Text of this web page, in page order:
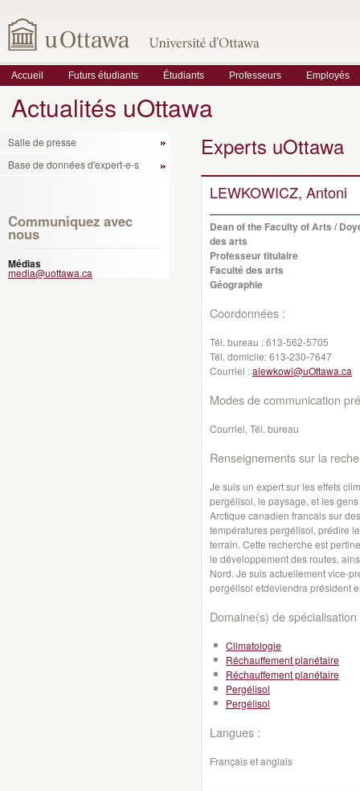
Accueil Futurs étudiants Étudiants Professeurs Employés
Actualités uOttawa
Salle de presse
Base de données d'expert-e-s
Communiquez avec
nous
Médias
media@uottawa.ca
Experts uOttawa
LEWKOWICZ, Antoni
Dean of the Faculty of Arts /
des arts
Professeur titulaire
Faculté des arts
Géographie
Coordonnées :
Tél. bureau :613-562-5705
Tél. domicile:613-230-7647
Courriel :alewkowi@uOttawa.ca
Modes de communication
Courriel, Tél. bureau
Renseignements sur la
Je suis un expert sur les effets
pergélisol, le paysage, et les
Arctique canadien francais sur
températures pergélisol, prédire
terrain. Cette recherche est
le développementdes routes,
Nord. Je suisactuellement vice-
pergélisol etdeviendra président
Domaine(s) de spécialisation
Climatologie
Réchauffement planétaire
Réchauffement planétaire
Pergélisol
Pergélisol
Langues :
Français et anglais